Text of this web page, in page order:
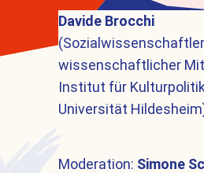
Davide Brocchi
wissenschaftlicher
Institut für
Universität
Moderation: Simone